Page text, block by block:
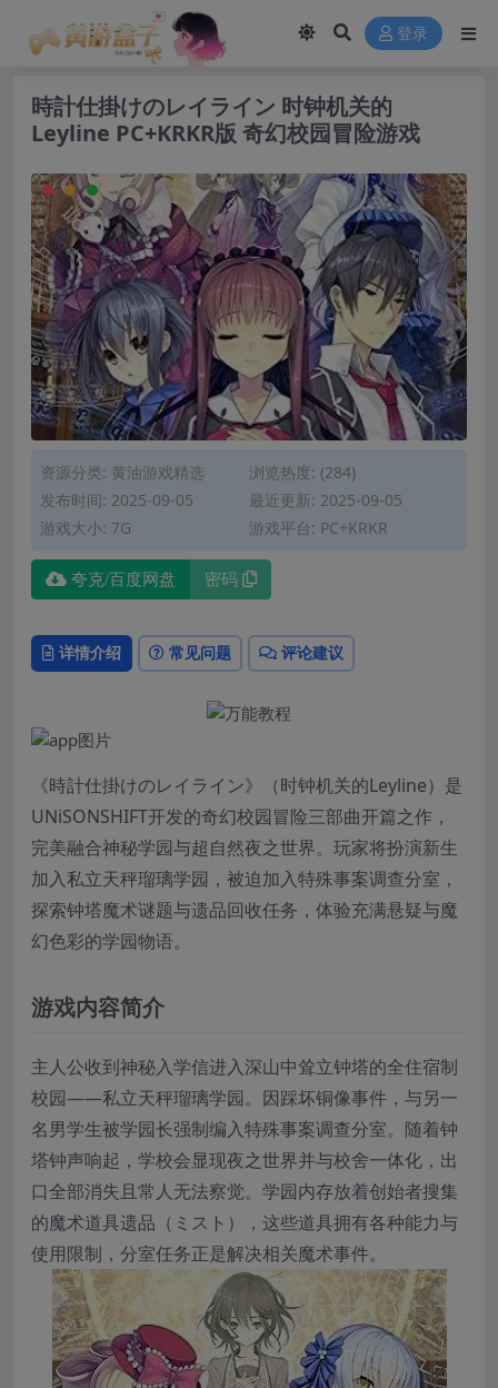
登录
時計仕掛けのレイライン 时钟机关的
Leyline PC+KRKR版 奇幻校园冒险游戏
资源分类: 黄油游戏精选
浏览热度: (284)
发布时间: 2025-09-05
最近更新: 2025-09-05
游戏大小: 7G
游戏平台: PC+KRKR
夸克/百度网盘 密码
详情介绍 常见问题 评论建议
《時計仕掛けのレイライン》（时钟机关的Leyline）是
UNiSONSHIFT开发的奇幻校园冒险三部曲开篇之作，
完美融合神秘学园与超自然夜之世界。玩家将扮演新生
加入私立天秤瑠璃学园，被迫加入特殊事案调查分室，
探索钟塔魔术谜题与遗品回收任务，体验充满悬疑与魔
幻色彩的学园物语。
游戏内容简介
主人公收到神秘入学信进入深山中耸立钟塔的全住宿制
校园——私立天秤瑠璃学园。因踩坏铜像事件，与另一
名男学生被学园长强制编入特殊事案调查分室。随着钟
塔钟声响起，学校会显现夜之世界并与校舍一体化，出
口全部消失且常人无法察觉。学园内存放着创始者搜集
的魔术道具遗品（ミスト），这些道具拥有各种能力与
使用限制，分室任务正是解决相关魔术事件。